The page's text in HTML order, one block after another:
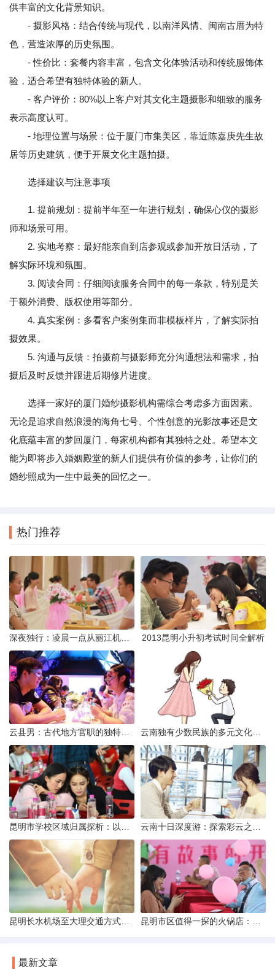
供丰富的文化背景知识。
- 摄影风格：结合传统与现代，以南洋风情、闽南古厝为特
色，营造浓厚的历史氛围。
- 性价比：套餐内容丰富，包含文化体验活动和传统服饰体
验，适合希望有独特体验的新人。
- 客户评价：80%以上客户对其文化主题摄影和细致的服务
表示高度认可。
- 地理位置与场景：位于厦门市集美区，靠近陈嘉庚先生故
居等历史建筑，便于开展文化主题拍摄。
选择建议与注意事项
1. 提前规划：提前半年至一年进行规划，确保心仪的摄影
师和场景可用。
2. 实地考察：最好能亲自到店参观或参加开放日活动，了
解实际环境和氛围。
3. 阅读合同：仔细阅读服务合同中的每一条款，特别是关
于额外消费、版权使用等部分。
4. 真实案例：多看客户案例集而非模板样片，了解实际拍
摄效果。
5. 沟通与反馈：拍摄前与摄影师充分沟通想法和需求，拍
摄后及时反馈并跟进后期修片进度。
选择一家好的厦门婚纱摄影机构需综合考虑多方面因素。
无论是追求自然浪漫的海角七号、个性创意的光影故事还是文
化底蕴丰富的梦回厦门，每家机构都有其独特之处。希望本文
能为即将步入婚姻殿堂的新人们提供有价值的参考，让你们的
婚纱照成为一生中最美的回忆之一。
热门推荐
2013昆明小升初考试时间全解析
最新文章